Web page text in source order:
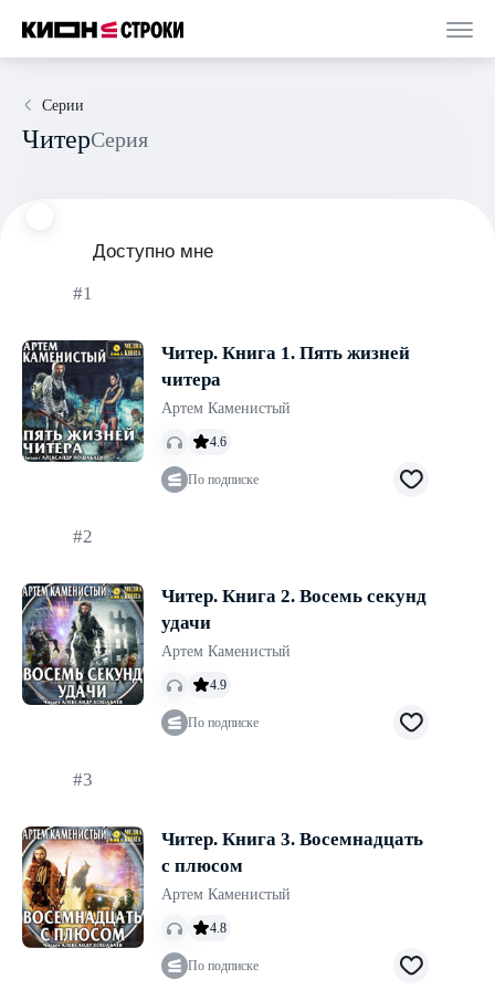
Серии
Читер Серия
Доступно мне
#1
Читер. Книга 1. Пять жизней
читера
Артем Каменистый
4.6
По подписке
#2
Читер. Книга 2. Восемь секунд
удачи
Артем Каменистый
4.9
По подписке
#3
Читер. Книга 3. Восемнадцать
с плюсом
Артем Каменистый
4.8
По подписке